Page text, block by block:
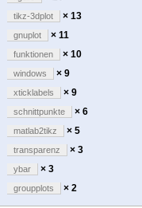
tikz-3dplot × 13
gnuplot × 11
funktionen × 10
windows × 9
xticklabels × 9
schnittpunkte × 6
matlab2tikz × 5
transparenz × 3
ybar × 3
groupplots × 2